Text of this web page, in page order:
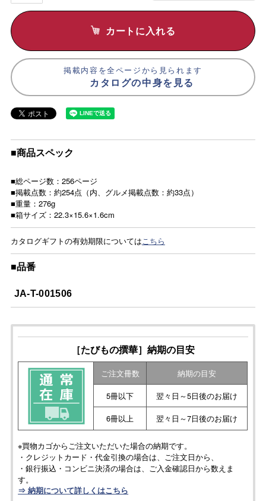
カートに入れる
掲載内容を全ページから見られます
カタログの中身を見る
■商品スペック
■総ページ数：256ページ
■掲載点数：約254点（内、グルメ掲載点数：約33点）
■重量：276g
■箱サイズ：22.3×15.6×1.6cm
カタログギフトの有効期限についてはこちら
■品番
JA-T-001506
［たびもの撰華］納期の目安
ご注文冊数
納期の目安
5冊以下
翌々日～5日後のお届け
6冊以上
翌々日～7日後のお届け
※買物カゴからご注文いただいた場合の納期です。
・クレジットカード・代金引換の場合は、ご注文日から、
・銀行振込・コンビニ決済の場合は、ご入金確認日から数えま
す。
⇒ 納期について詳しくはこちら